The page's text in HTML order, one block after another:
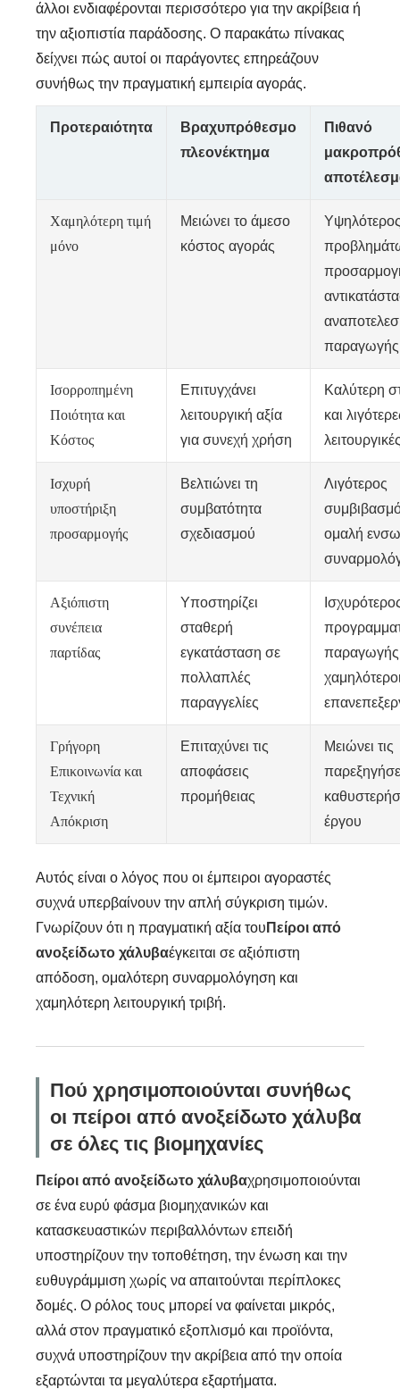
άλλοι ενδιαφέρονται περισσότερο για την ακρίβεια ή
την αξιοπιστία παράδοσης. Ο παρακάτω πίνακας
δείχνει πώς αυτοί οι παράγοντες επηρεάζουν
συνήθως την πραγματική εμπειρία αγοράς.
Προτεραιότητα
Βραχυπρόθεσμο
πλεονέκτημα
Πιθανό
Χαμηλότερη τιμή
μόνο
Μειώνει το άμεσο
κόστος αγοράς
παραγωγής
Ισορροπημένη
Ποιότητα και
Κόστος
Επιτυγχάνει
λειτουργική αξία
για συνεχή χρήση
Καλύτερη
και
Ισχυρή
υποστήριξη
προσαρμογής
Βελτιώνει τη
συμβατότητα
σχεδιασμού
Λιγότερος
ομαλή
Αξιόπιστη
συνέπεια
παρτίδας
Υποστηρίζει
σταθερή
εγκατάσταση σε
πολλαπλές
παραγγελίες
παραγωγής
Γρήγορη
Επικοινωνία και
Τεχνική
Απόκριση
Επιταχύνει τις
αποφάσεις
προμήθειας
Μειώνει τις
έργου
Αυτός είναι ο λόγος που οι έμπειροι αγοραστές
συχνά υπερβαίνουν την απλή σύγκριση τιμών.
Γνωρίζουν ότι η πραγματική αξία του Πείροι από
ανοξείδωτο χάλυβαέγκειται σε αξιόπιστη
απόδοση, ομαλότερη συναρμολόγηση και
χαμηλότερη λειτουργική τριβή.
Πού χρησιμοποιούνται συνήθως
οι πείροι από ανοξείδωτο χάλυβα
σε όλες τις βιομηχανίες
Πείροι από ανοξείδωτο χάλυβαχρησιμοποιούνται
σε ένα ευρύ φάσμα βιομηχανικών και
κατασκευαστικών περιβαλλόντων επειδή
υποστηρίζουν την τοποθέτηση, την ένωση και την
ευθυγράμμιση χωρίς να απαιτούνται περίπλοκες
δομές. Ο ρόλος τους μπορεί να φαίνεται μικρός,
αλλά στον πραγματικό εξοπλισμό και προϊόντα,
συχνά υποστηρίζουν την ακρίβεια από την οποία
εξαρτώνται τα μεγαλύτερα εξαρτήματα.